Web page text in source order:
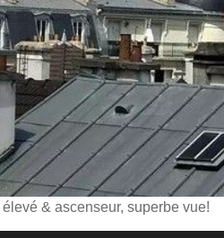
& ascenseur, superbe vue!